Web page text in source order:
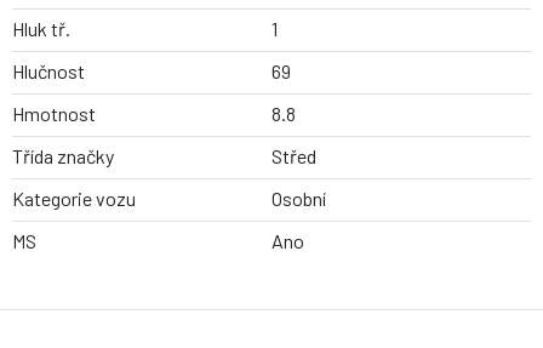
Hluk tř.
1
Hlučnost
69
Hmotnost
8.8
Třída značky
Střed
Kategorie vozu
Osobní
MS
Ano